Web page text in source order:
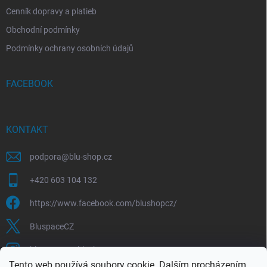
Cenník dopravy a platieb
Obchodní podmínky
Podmínky ochrany osobních údajů
FACEBOOK
KONTAKT
podpora@blu-shop.cz
+420 603 104 132
https://www.facebook.com/blushopcz/
BluspaceCZ
bluspace.cz_blushop.cz